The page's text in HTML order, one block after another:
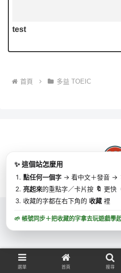
test
首頁 多益 TOEIC
Copyright © 2025 MJ英語 | MJ
選單 首頁 搜尋
✨ 這個站怎麼用
點任何一個字 → 看中文＋發音 →
亮起來的重點字／卡片按 🔖 更快
收藏的字都在右下角的 收藏 裡
🌱 帳號同步＋把收藏的字拿去玩遊戲學